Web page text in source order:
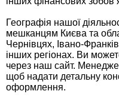
Географія нашої
мешканцям Києва та
Чернівцях, Івано-
інших регіонах. Ви
через наш сайт.
щоб надати детальну
оформлення.